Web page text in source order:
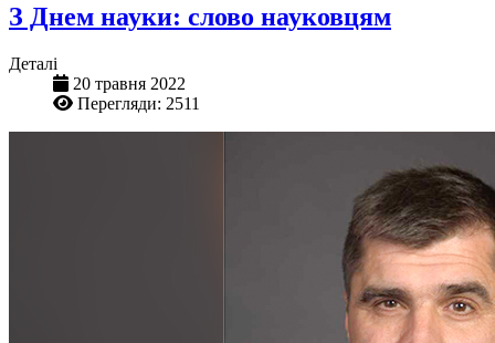
З Днем науки: слово науковцям
Деталі
20 травня 2022
Перегляди: 2511